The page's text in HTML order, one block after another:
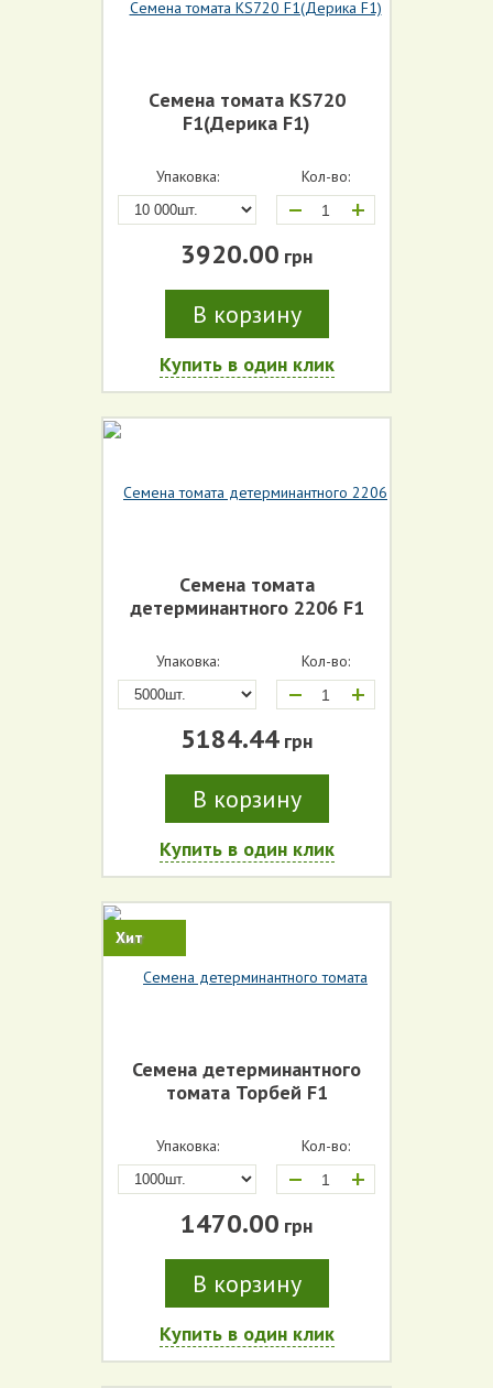
Cемена томата KS720
F1(Дерика F1)
Упаковка: Кол-во:
+
3920.00 грн
В корзину
Купить в один клик
Cемена томата
детерминантного 2206 F1
Упаковка: Кол-во:
+
5184.44 грн
В корзину
Купить в один клик
Хит
Семена детерминантного
томата Торбей F1
Упаковка: Кол-во:
+
1470.00 грн
В корзину
Купить в один клик